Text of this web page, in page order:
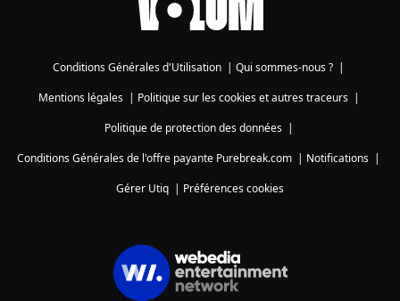
Conditions Générales d'Utilisation | Qui sommes-nous ? |
Mentions légales| Politique sur les cookies et autres traceurs|
Politique de protection des données|
Conditions Générales de l'offre payante Purebreak.com | Notifications |
Gérer Utiq | Préférences cookies